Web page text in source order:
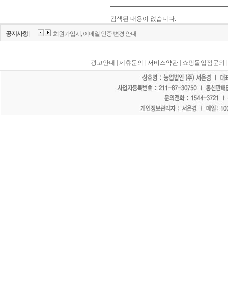
검색된 내용이 없습니다.
공지사항 | 회원가입시, 이메일 인증 변경 안내
광고안내 제휴문의 | 서비스약관 | 쇼핑몰입점문의
"홈페이지 모든 게시물에